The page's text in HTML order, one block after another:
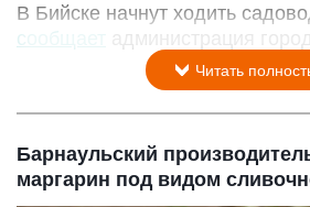
В Бийске начнут ходить
сообщает
администрация
Читать
Барнаульский
маргарин под видом